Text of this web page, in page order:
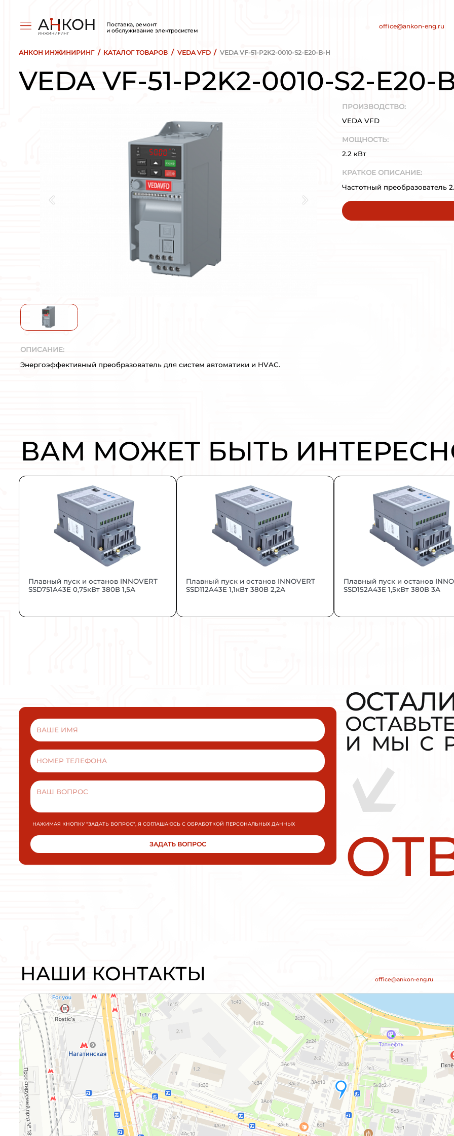
Поставка, ремонт
АНКОН ИНЖИНИРИНГ / КАТАЛОГ ТОВАРОВ VEDA VFD / VEDA VF-51-P2K2-0010-
VEDA VF-51-P2K2-
ОПИСАНИЕ:
Энергоэффективный преобразователь для систем автоматики и HVAC.
Плавный пуск и останов INNOVERT
Плавный пуск и останов INNOVERT
SSD751A43E 0,75кВт 380В 1,5А
УПП для промышленных применений малой и
ЗАКАЗАТЬ ПОДРОБНЕЕ
Плавный пуск и останов
SSD112A43E 1,1кВт 380В 2,2А
Плавный пуск и останов INNOVERT
SSD112A43E 1,1кВт 380В 2,2А
УПП для промышленных применений малой и
средней мощности.
ЗАКАЗАТЬ